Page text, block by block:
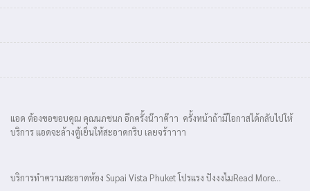
แอด ต้องขอขอบคุณ คุณนภชนก อีกครั้งน๊าาค๊าา ครั้งหน้าถ้ามีโอกาสได้กลับไปให้
บริการ แอดจะล้างตู้เย็นให้สะอาดกริบ เลยจร้าาาา
บริการทำความสะอาดห้อง Supai Vista Phuket โปรแรง ปังงงไมRead More…